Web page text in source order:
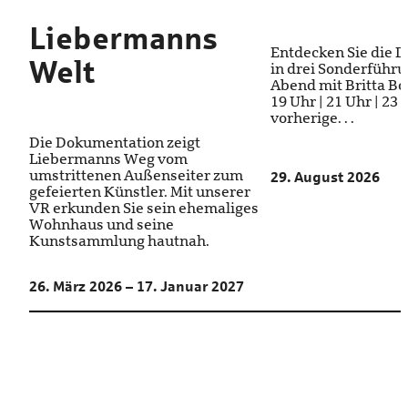
Liebermanns
Welt
Die Dokumentation zeigt
Liebermanns Weg vom
umstrittenen Außenseiter zum
gefeierten Künstler. Mit unserer
VR erkunden Sie sein ehemaliges
Wohnhaus und seine
Kunstsammlung hautnah.
26. März 2026 – 17. Januar 2027
Entdecken Sie die
in drei
Abend mit Britta
19 Uhr | 21 Uhr | 23
vorherige. . .
29. August 2026